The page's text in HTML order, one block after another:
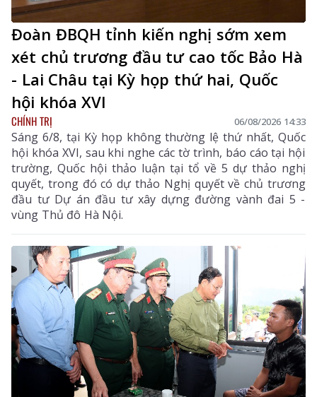
Đoàn ĐBQH tỉnh kiến nghị sớm xem
xét chủ trương đầu tư cao tốc Bảo Hà
- Lai Châu tại Kỳ họp thứ hai, Quốc
hội khóa XVI
CHÍNH TRỊ 06/08/2026 14:33
Sáng 6/8, tại Kỳ họp không thường lệ thứ nhất, Quốc
hội khóa XVI, sau khi nghe các tờ trình, báo cáo tại hội
trường, Quốc hội thảo luận tại tổ về 5 dự thảo nghị
quyết, trong đó có dự thảo Nghị quyết về chủ trương
đầu tư Dự án đầu tư xây dựng đường vành đai 5 -
vùng Thủ đô Hà Nội.